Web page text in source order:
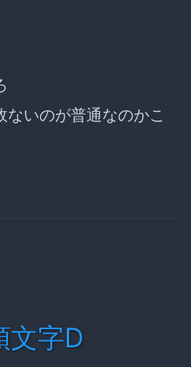
ないのが普通なのかこ
文字D